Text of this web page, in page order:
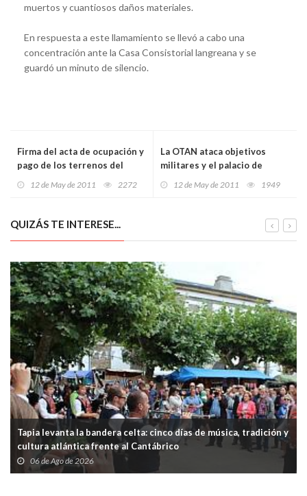
muertos y cuantiosos daños materiales.
En respuesta a este llamamiento se llevó a cabo una
concentración ante la Casa Consistorial langreana y se
guardó un minuto de silencio.
Firma del acta de ocupación y
pago de los terrenos del
12 de May de 2011 2272
La OTAN ataca objetivos
militares y el palacio de
12 de May de 2011 1949
QUIZÁS TE INTERESE...
Tapia levanta la bandera celta: cinco días de música, tradición y
cultura atlántica frente al Cantábrico
06 de Ago de 2026